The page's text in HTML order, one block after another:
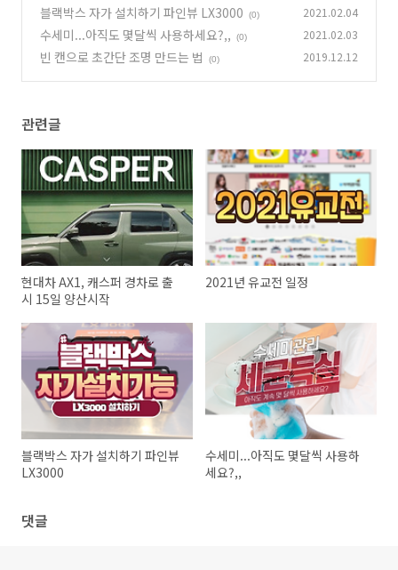
블랙박스 자가 설치하기 파인뷰 LX3000 (0) 2021.02.04
수세미...아직도 몇달씩 사용하세요?,, (0) 2021.02.03
빈 캔으로 초간단 조명 만드는 법 (0) 2019.12.12
관련글
현대차 AX1, 캐스퍼 경차로 출
시 15일 양산시작
2021년 유교전 일정
블랙박스 자가 설치하기 파인뷰
LX3000
수세미...아직도 몇달씩 사용하
세요?,,
댓글